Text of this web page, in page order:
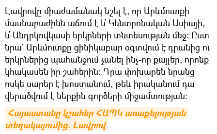
Լավրովը միաժամանակ նշել է, որ Արևմուտքի
մասնաբաժինն աճում է և՛ Կենտրոնական Ասիայի,
և՛ Անդրկովկասի երկրների տնտեսության մեջ։ Ըստ
նրա` Արևմուտքը ցինիկաբար օգտվում է դրանից ու
երկրներից պահանջում չանել ինչ-որ քայլեր, որոնք
կհակասեն իր շահերին։ Դրա փոխարեն նրանց
ոսկե սարեր է խոստանում, թեև իրականում դա
վերածվում է ներքին գործերի միջամտության։
Հայաստանը կշահեր ՀԱՊԿ առաքելության
տեղակայումից. Լավրով